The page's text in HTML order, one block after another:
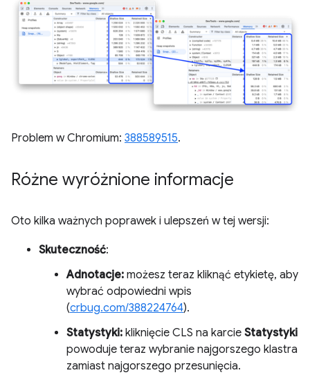
Problem w Chromium: 388589515.
Różne wyróżnione informacje
Oto kilka ważnych poprawek i ulepszeń w tej wersji:
Skuteczność:
Adnotacje: możesz teraz kliknąć etykietę, aby
wybrać odpowiedni wpis
(crbug.com/388224764).
Statystyki: kliknięcie CLS na karcie Statystyki
powoduje teraz wybranie najgorszego klastra
zamiast najgorszego przesunięcia.